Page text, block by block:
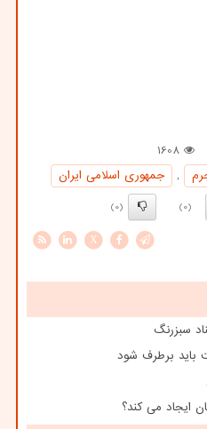
1608
,
جمهوری اسلامی ایران
(0)
(0)
X
سبزرنگ
باید برطرف شود
ایجاد می کند؟